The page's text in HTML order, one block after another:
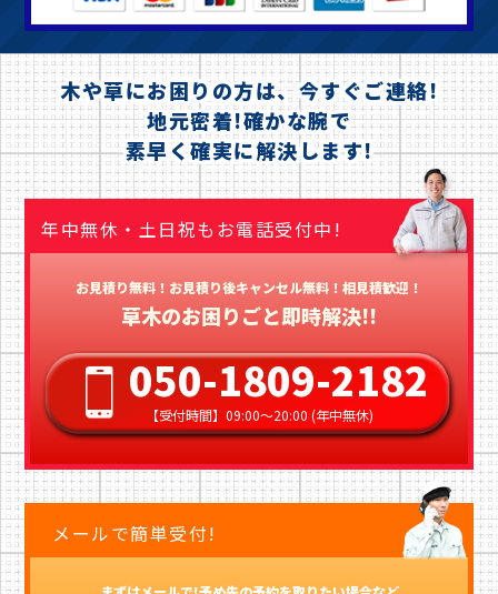
木や草にお困りの方は、今すぐご連絡!
地元密着!確かな腕で
素早く確実に解決します!
年中無休・土日祝もお電話受付中!
お見積り無料！お見積り後キャンセル無料！相見積歓迎！
草木のお困りごと即時解決!!
050-1809-2182
【受付時間】09:00〜20:00 (年中無休)
メールで簡単受付!